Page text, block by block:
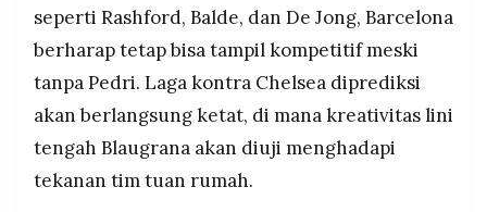
seperti Rashford, Balde, dan De Jong, Barcelona
berharap tetap bisa tampil kompetitif meski
tanpa Pedri. Laga kontra Chelsea diprediksi
akan berlangsung ketat, di mana kreativitas lini
tengah Blaugrana akan diuji menghadapi
tekanan tim tuan rumah.